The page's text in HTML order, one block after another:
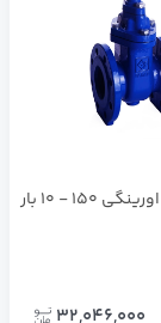
شير كشويي اورينگي 150 - 10 بار
32,046,000